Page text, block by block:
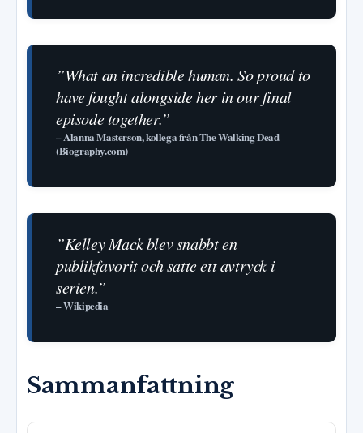
”What an incredible human. So proud to
have fought alongside her in our final
episode together.”
– Alanna Masterson, kollega från The Walking Dead
(Biography.com)
”Kelley Mack blev snabbt en
publikfavorit och satte ett avtryck i
serien.”
– Wikipedia
Sammanfattning